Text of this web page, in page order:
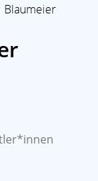
Blaumeier